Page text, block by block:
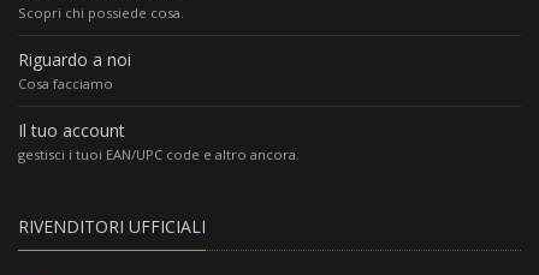
Scopri chi possiede cosa.
Riguardo a noi
Cosa facciamo
Il tuo account
gestisci i tuoi EAN/UPC code e altro ancora.
RIVENDITORI UFFICIALI